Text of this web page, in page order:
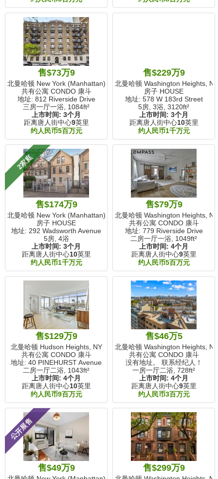
售$73万9
北曼哈顿 New York (Manhattan), NY
共有公寓 CONDO 康斗
地址: 812 Riverside Drive
三房一厅一浴, 1084ft²
上市时间: 3个月
距离唐人街中心9英里
约人民币5百万元
售$229万9
北曼哈顿 Washington Heights, NY
房子 HOUSE
地址: 578 W 183rd Street
5房, 3浴, 3120ft²
上市时间: 3个月
距离唐人街中心10英里
约人民币1千万元
2家庭
售$174万9
北曼哈顿 New York (Manhattan), NY
房子 HOUSE
地址: 292 Wadsworth Avenue
5房, 4浴
上市时间: 3个月
距离唐人街中心10英里
约人民币1千万元
售$79万9
北曼哈顿 Washington Heights, NY
共有公寓 CONDO 康斗
地址: 779 Riverside Drive
二房一厅一浴, 1049ft²
上市时间: 4个月
距离唐人街中心9英里
约人民币5百万元
售$129万9
北曼哈顿 Hudson Heights, NY
共有公寓 CONDO 康斗
地址: 40 PINEHURST Avenue
二房一厅二浴, 1043ft²
上市时间: 4个月
距离唐人街中心10英里
约人民币9百万元
售$46万5
北曼哈顿 Washington Heights, NY
共有公寓 CONDO 康斗
没有地址。 联系经纪人！
一房一厅二浴, 728ft²
上市时间: 4个月
距离唐人街中心9英里
约人民币3百万元
公开展售
售$49万9 售$299万9